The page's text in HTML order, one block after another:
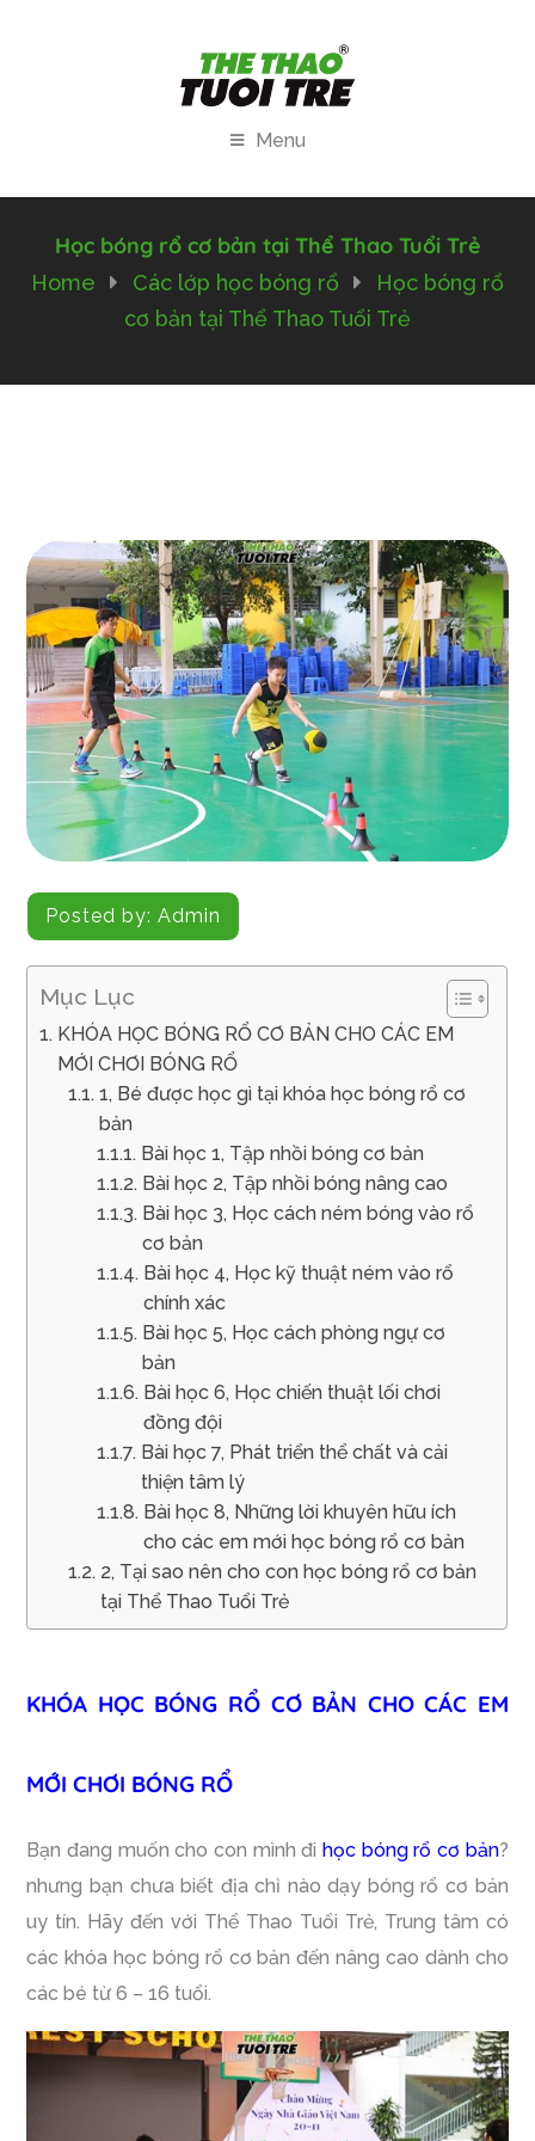
Menu
Học bóng rổ cơ bản tại Thể Thao Tuổi Trẻ
Home Các lớp học bóng rổ
Học bóng rổ
cơ bản tại Thể Thao Tuổi Trẻ
Posted by:Admin
Mục Lục
KHÓA HỌC BÓNG RỔ CƠ BẢN CHO CÁC EM
MỚI CHƠI BÓNG RỔ
1, Bé được học gì tại khóa học bóng rổ cơ
bản
Bài học 1, Tập nhồi bóng cơ bản
Bài học 2, Tập nhồi bóng nâng cao
Bài học 3, Học cách ném bóng vào rổ
cơ bản
Bài học 4, Học kỹ thuật ném vào rổ
chính xác
Bài học 5, Học cách phòng ngự cơ
bản
Bài học 6, Học chiến thuật lối chơi
đồng đội
Bài học 7, Phát triển thể chất và cải
thiện tâm lý
Bài học 8, Những lời khuyên hữu ích
cho các em mới học bóng rổ cơ bản
2, Tại sao nên cho con học bóng rổ cơ bản
tại Thể Thao Tuổi Trẻ
KHÓA HỌC BÓNG RỔ CƠ BẢN CHO CÁC EM
MỚI CHƠI BÓNG RỔ
Bạn đang muốn cho con mình đi học bóng rổ cơ bản?
nhưng bạn chưa biết địa chỉ nào dạy bóng rổ cơ bản
uy tín. Hãy đến với Thể Thao Tuổi Trẻ, Trung tâm có
các khóa học bóng rổ cơ bản đến nâng cao dành cho
các bé từ 6 – 16 tuổi.